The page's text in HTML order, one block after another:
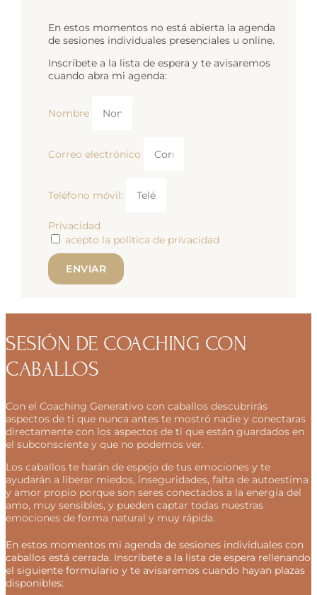
En estos momentos no está abierta la agenda
de sesiones individuales presenciales u online.
Inscríbete a la lista de espera y te avisaremos
cuando abra mi agenda:
Nombre
Correo electrónico
Teléfono móvil:
Privacidad
acepto la politica de privacidad
ENVIAR
SESIÓN DE COACHING CON
CABALLOS
Con el Coaching Generativo con caballos descubrirás
aspectos de ti que nunca antes te mostró nadie y conectaras
directamente con los aspectos de ti que están guardados en
el subconsciente y que no podemos ver.
Los caballos te harán de espejo de tus emociones y te
ayudarán a liberar miedos, inseguridades, falta de autoestima
y amor propio porque son seres conectados a la energía del
amo, muy sensibles, y pueden captar todas nuestras
emociones de forma natural y muy rápida.
En estos momentos mi agenda de sesiones individuales con
caballos está cerrada. Inscríbete a la lista de espera rellenando
el siguiente formulario y te avisaremos cuando hayan plazas
disponibles: